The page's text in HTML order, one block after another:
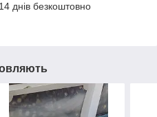
днів безкоштовно